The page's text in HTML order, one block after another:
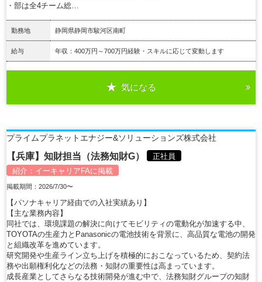
・部は全4チーム総…
勤務地 静岡県静岡市駿河区南町
給与 年収：400万円～700万円経験・スキルに応じて変動します
気になる
プライムプラネットエナジー&ソリューションズ株式会社
【兵庫】知財担当（法務知財G）
正社員
紹介： イーキャリアFAに掲載
掲載期間：2026/7/30〜
【パソナキャリア経由での入社実績あり】
【主な業務内容】
同社では、環境課題の解決に向けてモビリティの電動化が加速する中、
TOYOTAの生産力とPanasonicの電池技術を背景に、高品質な電池の開発
と組織改革を進めています。
研究開発や生産ライン立ち上げを積極的におこなっているため、契約法
務や出願権利化などの法務・知財の重要性は高まっています。
成長産業としてさらなる技術開発が進む中で、法務知財グループの知財